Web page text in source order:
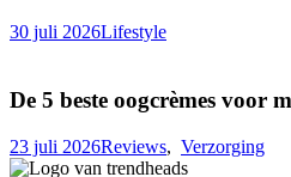
30 juli 2026Lifestyle
De 5 beste oogcrèmes voor
23 juli 2026Reviews, Verzorging